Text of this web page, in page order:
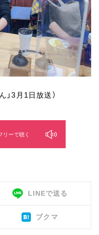
」3月1日放送）
リーで聴く
LINEで送る
ブクマ